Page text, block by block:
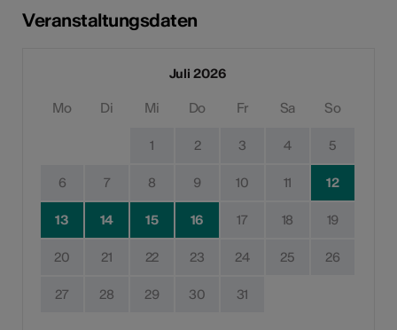
Veranstaltungsdaten
Juli 2026
Mo Di Mi Do Fr Sa So
1 2 3 4 5
6 7 8 9 10 11 12
13 14 15 16 17 18 19
20 21 22 23 24 25 26
27 28 29 30 31